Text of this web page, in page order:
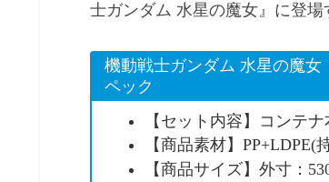
士ガンダム 水星の魔女』に登場
機動戦士ガンダム 水星の魔
ペック
【セット内容】コンテ
【商品素材】PP+LDPE(
【商品サイズ】外寸：